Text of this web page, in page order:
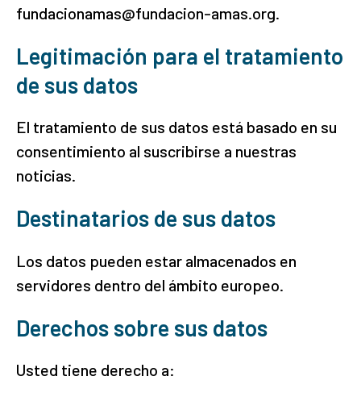
fundacionamas@fundacion-amas.org.
Legitimación para el tratamiento
de sus datos
El tratamiento de sus datos está basado en su
consentimiento al suscribirse a nuestras
noticias.
Destinatarios de sus datos
Los datos pueden estar almacenados en
servidores dentro del ámbito europeo.
Derechos sobre sus datos
Usted tiene derecho a: